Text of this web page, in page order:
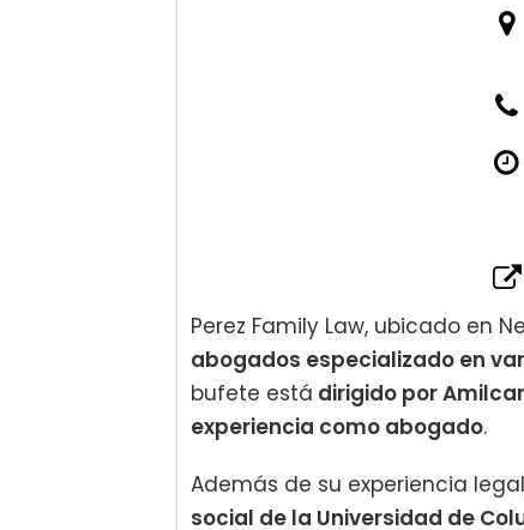
Perez Family Law, ubicado en
abogados especializado en
bufete está dirigido por
experiencia como abogado.
Además de su experiencia
social de la Universidad de